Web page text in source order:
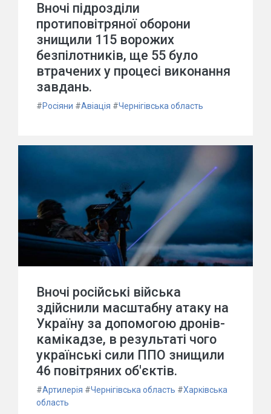
Вночі підрозділи
протиповітряної оборони
знищили 115 ворожих
безпілотників, ще 55 було
втрачених у процесі виконання
завдань.
#Росіяни #Авіація #Чернігівська область
Вночі російські війська
здійснили масштабну атаку на
Україну за допомогою дронів-
камікадзе, в результаті чого
українські сили ППО знищили
46 повітряних об'єктів.
#Артилерія #Чернігівська область #Харківська
область